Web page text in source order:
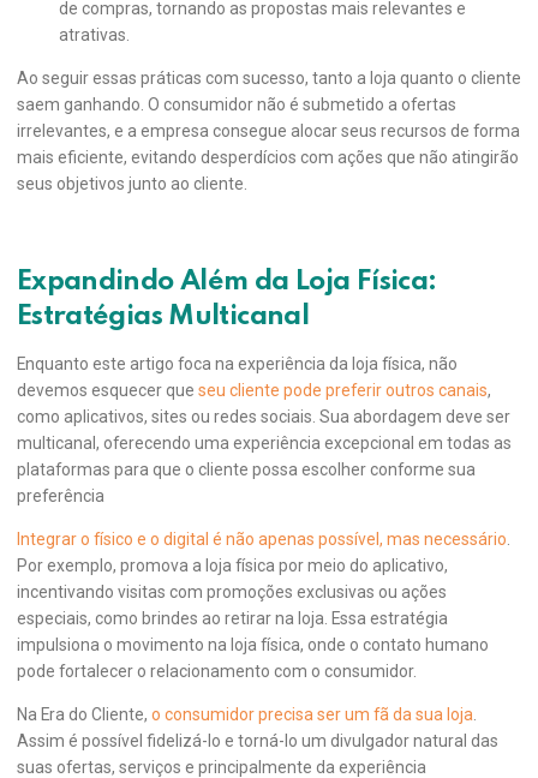
de compras, tornando as propostas mais relevantes e
atrativas.
Ao seguir essas práticas com sucesso, tanto a loja quanto o cliente
saem ganhando. O consumidor não é submetido a ofertas
irrelevantes, e a empresa consegue alocar seus recursos de forma
mais eficiente, evitando desperdícios com ações que não atingirão
seus objetivos junto ao cliente.
Expandindo Além da Loja Física:
Estratégias Multicanal
Enquanto este artigo foca na experiência da loja física, não
devemos esquecer que seu cliente pode preferir outros canais,
como aplicativos, sites ou redes sociais. Sua abordagem deve ser
multicanal, oferecendo uma experiência excepcional em todas as
plataformas para que o cliente possa escolher conforme sua
preferência
Integrar o físico e o digital é não apenas possível, mas necessário
Por exemplo, promova a loja física por meio do aplicativo,
incentivando visitas com promoções exclusivas ou ações
especiais, como brindes ao retirar na loja. Essa estratégia
impulsiona o movimento na loja física, onde o contato humano
pode fortalecer o relacionamento com o consumidor.
Na Era do Cliente, o consumidor precisa ser um fã da sua loja
Assim é possível fidelizá-lo e torná-lo um divulgador natural das
suas ofertas, serviços e principalmente da experiência